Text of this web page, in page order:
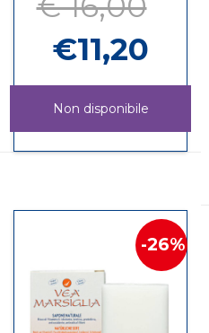
€11,20
Non disponibile
3
disponibile
su ANFO
26%